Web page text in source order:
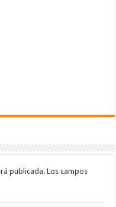
publicada. Los campos